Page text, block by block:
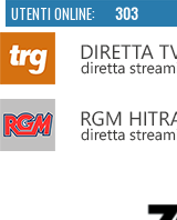
UTENTI ONLINE: 303